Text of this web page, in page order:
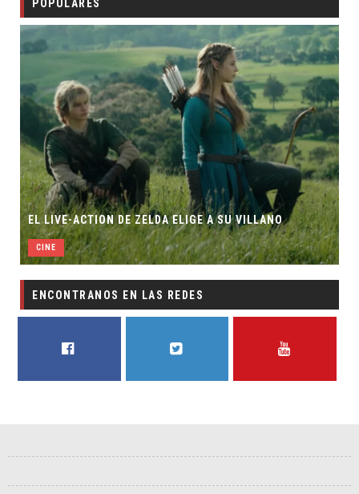
POPULARES
EL LIVE-ACTION DE ZELDA ELIGE A SU VILLANO
CINE
ENCONTRANOS EN LAS REDES